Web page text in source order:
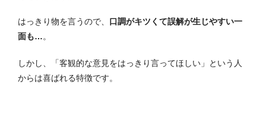
はっきり物を言うので、 口調がキツくて誤解が生じやすい一
面も…。
しかし、「客観的な意見をはっきり言ってほしい」という人
からは喜ばれる特徴です。